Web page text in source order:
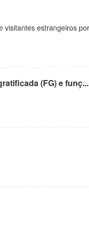
estrangeiros
(FG) e funç...